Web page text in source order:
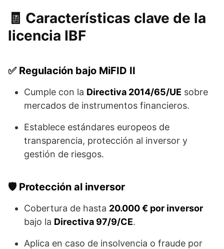
🧾 Características clave de la
licencia IBF
✅ Regulación bajo MiFID II
Cumple con la Directiva 2014/65/UE sobre
mercados de instrumentos financieros.
Establece estándares europeos de
transparencia, protección al inversor y
gestión de riesgos.
🛡️ Protección al inversor
Cobertura de hasta 20.000 € por inversor
bajo la Directiva 97/9/CE.
Aplica en caso de insolvencia o fraude por